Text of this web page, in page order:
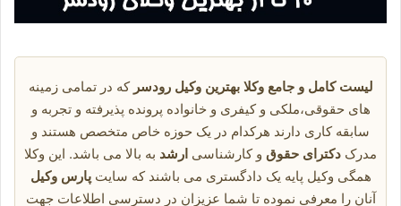
لیست کامل و جامع وکلا بهترین وکیل رودسرکه در تمامی زمینه
های حقوقی،ملکی و کیفری و خانواده پرونده پذیرفته و تجربه و
سابقه کاری دارند هرکدام در یک حوزه خاص متخصص هستند و
مدرک دکترای حقوق و کارشناسی ارشد به بالا می باشد. این وکلا
همگی وکیل پایه یک دادگستری می باشند که سایت پارس وکیل
آنان را معرفی نموده تا شما عزیزان در دسترسی اطلاعات جهت